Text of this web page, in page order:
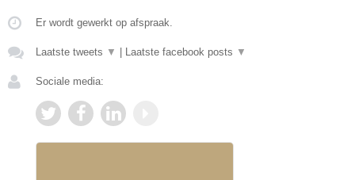
Er wordt gewerkt op afspraak.
Laatste tweets ▼ Laatste facebook posts ▼
Sociale media: